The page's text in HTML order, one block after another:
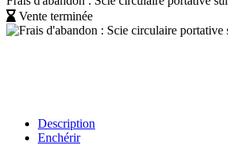
Vente terminée
Description
Enchérir